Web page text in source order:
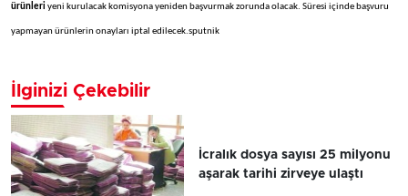
ürünleri yeni kurulacak komisyona yeniden başvurmak zorunda olacak. Süresi içinde başvuru
yapmayan ürünlerin onayları iptal edilecek.sputnik
İlginizi Çekebilir
İcralık dosya sayısı 25 milyonu
aşarak tarihi zirveye ulaştı